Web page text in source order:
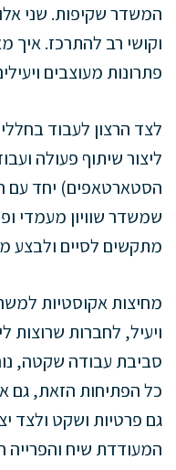
המשדר שקיפות. שני
וקושי רב להתרכז. איך
פתרונות מעוצבים
לצד הרצון לעבוד
ליצור שיתוף פעולה
הסטארטאפים) יחד עם
שמשדר שוויון מעמדי
מתקשים לסיים ולבצע
מחיצות אקוסטיות
ויעיל, לחברות שרוצות
סביבת עבודה שקטה,
כל הפתיחות הזאת, גם
גם פרטיות ושקט ולצד
המעודדת שיח והפרייה